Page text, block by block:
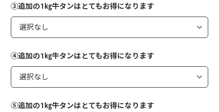
③追加の1㎏牛タンはとてもお得になります
④追加の1㎏牛タンはとてもお得になります
⑤追加の1㎏牛タンはとてもお得になります